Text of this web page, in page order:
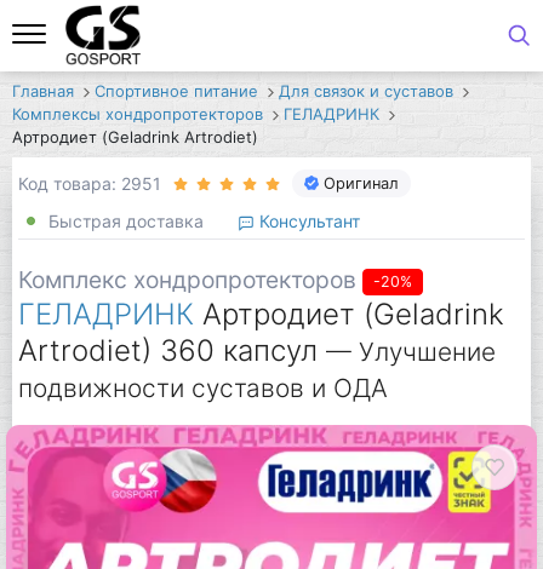
Главная Спортивное питание
Для связок и суставов
Комплексы хондропротекторов
ГЕЛАДРИНК
Артродиет (Geladrink Artrodiet)
Код товара: 2951 Оригинал
Быстрая доставка Консультант
Комплекс хондропротекторов -20%
ГЕЛАДРИНК Артродиет (Geladrink
Artrodiet) 360 капсул — Улучшение
подвижности суставов и ОДА